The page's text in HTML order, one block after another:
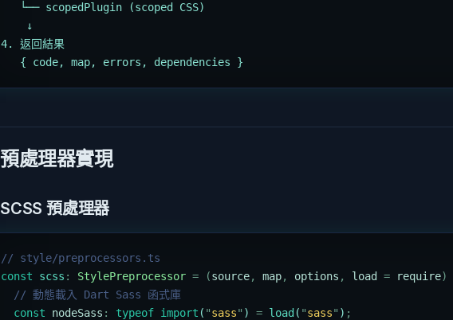
   └── scopedPlugin (scoped CSS)
    ↓
4. 返回結果
   { code, map, errors, dependencies }
預處理器實現
SCSS 預處理器
// style/preprocessors.ts
const scss : StylePreprocessor = (source, map, options , load = require)
  // 動態載入 Dart Sass 函式庫
  const
nodeSass : typeof import ( "sass" ) = load ( "sass" ) ;